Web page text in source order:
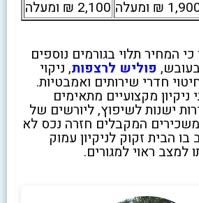
₪ ומעלה 2,100 ₪ ומעלה
המחיר תלוי בגורמים נוספים
פוליש לרצפות, ניקוי
חדרי שירותים ואמבטיות.
מקצועיים מתאימים
ישנות לשיפוץ, ליורשים של
המקבלים חזרה נכס לא
הבית זקוק לניקיון עמוק
למצב ראוי למגורים.